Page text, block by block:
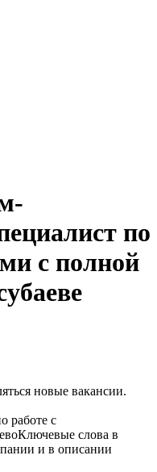
по
с полной
новые вакансии.
работе с
Ключевые слова в
и в описании